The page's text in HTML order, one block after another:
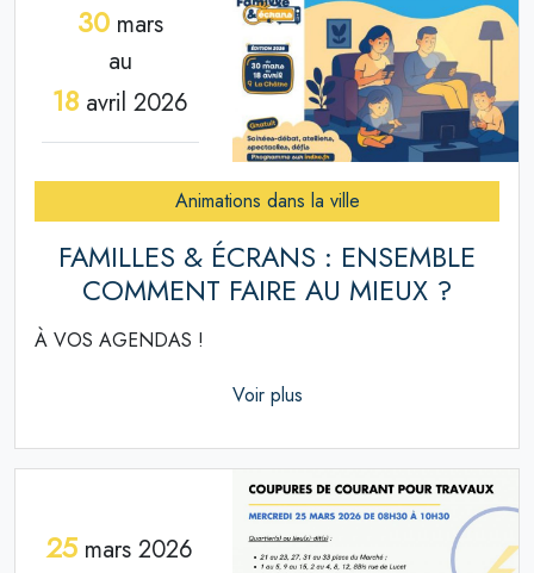
30mars
au
18avril 2026
Animations dans la ville
FAMILLES & ÉCRANS : ENSEMBLE
COMMENT FAIRE AU MIEUX ?
À VOS AGENDAS !
Voir plus
25 mars 2026